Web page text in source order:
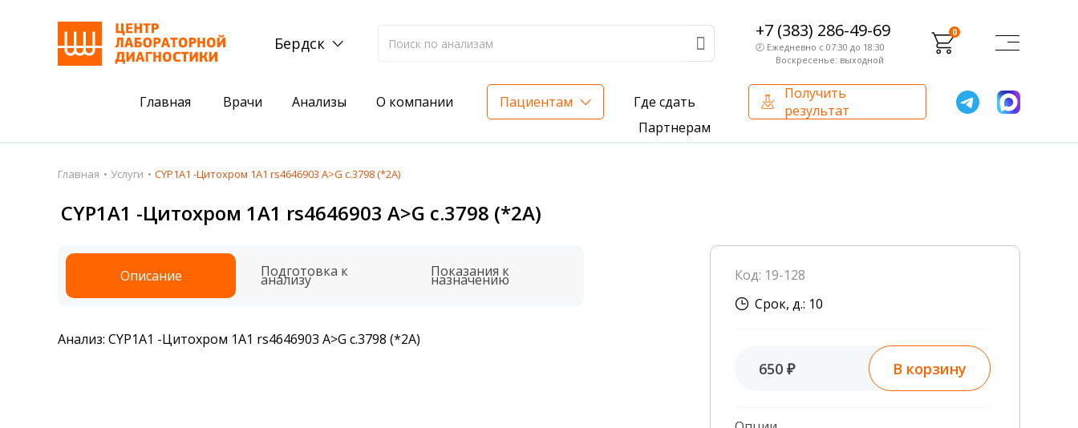
Бердск
+7 (383) 286-49-69
🕗 Ежедневно с 07:30 до 18:30
Воскресенье: выходной
0
Главная Врачи Анализы О компании Пациентам
Где сдать
Партнерам
Получить
результат
Пациентам
Акции
Подготовка к анализам
Получить результаты
Налоговый вычет
Акции
Комплексный анализ на жирорастворимые витамины — всего 3 999 ₽
Сдать клеща на анализ для проверки на наличие инфекций
Внутренний аудит
Сотрудники лаборатории
Главная Услуги CYP1A1 -Цитохром 1A1 rs4646903 A>G c.3798 (*2A)
CYP1A1 -Цитохром 1A1 rs4646903 A>G c.3798 (*2A)
Описание Подготовка к
анализу Показания к
назначению
Анализ: CYP1A1 -Цитохром 1A1 rs4646903 A>G c.3798 (*2A)
Код: 19-128
Срок, д.: 10
650 ₽ В корзину